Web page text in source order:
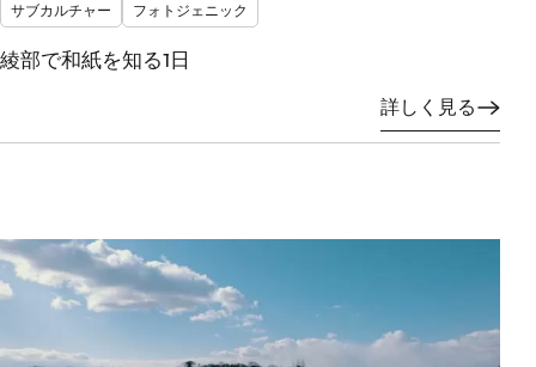
サブカルチャー
フォトジェニック
綾部で和紙を知る1日
詳しく見る